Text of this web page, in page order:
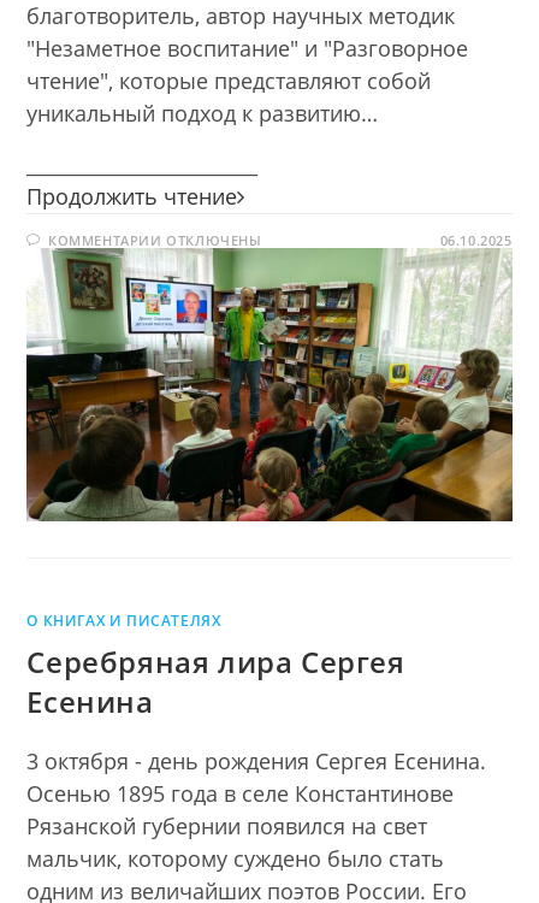
благотворитель, автор научных методик
"Незаметное воспитание" и "Разговорное
чтение", которые представляют собой
уникальный подход к развитию…
Продолжить чтение В
у
—
писатель
Денис
Сорокин
КОММЕНТАРИИ К
ЗАПИСИ
В
ГОСТЯХ
У
РЕБЯТ
—
ПИСАТЕЛЬ
ДЕНИС
СОРОКИН
ОТКЛЮЧЕНЫ 06.10.2025
О КНИГАХ И ПИСАТЕЛЯХ
Серебряная лира Сергея
Есенина
3 октября - день рождения Сергея Есенина.
Осенью 1895 года в селе Константинове
Рязанской губернии появился на свет
мальчик, которому суждено было стать
одним из величайших поэтов России. Его